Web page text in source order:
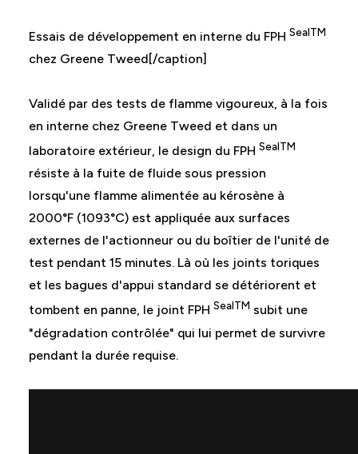
Essais de développement en interne du FPH SealTM
chez Greene Tweed[/caption]
Validé par des tests de flamme vigoureux, à la fois
en interne chez Greene Tweed et dans un
laboratoire extérieur, le design du FPH SealTM
résiste à la fuite de fluide sous pression
lorsqu'une flamme alimentée au kérosène à
2000°F (1093°C) est appliquée aux surfaces
externes de l'actionneur ou du boîtier de l'unité de
test pendant 15 minutes. Là où les joints toriques
et les bagues d'appui standard se détériorent et
tombent en panne, le joint FPH SealTM subit une
"dégradation contrôlée" qui lui permet de survivre
pendant la durée requise.